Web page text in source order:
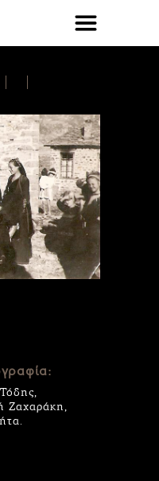
Ζαχαράκη,